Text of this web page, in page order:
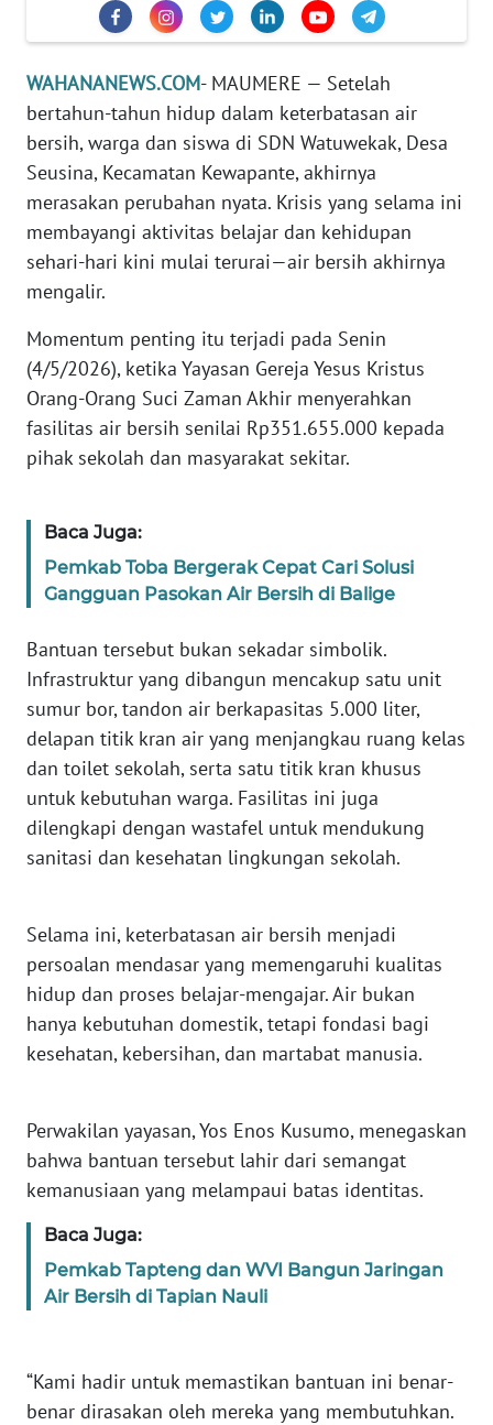
WAHANANEWS.COM- MAUMERE — Setelah
bertahun-tahun hidup dalam keterbatasan air
bersih, warga dan siswa di SDN Watuwekak, Desa
Seusina, Kecamatan Kewapante, akhirnya
merasakan perubahan nyata. Krisis yang selama ini
membayangi aktivitas belajar dan kehidupan
sehari-hari kini mulai terurai—air bersih akhirnya
mengalir.
Momentum penting itu terjadi pada Senin
(4/5/2026), ketika Yayasan Gereja Yesus Kristus
Orang-Orang Suci Zaman Akhir menyerahkan
fasilitas air bersih senilai Rp351.655.000 kepada
pihak sekolah dan masyarakat sekitar.
Baca Juga:
Pemkab Toba Bergerak Cepat Cari Solusi
Gangguan Pasokan Air Bersih di Balige
Bantuan tersebut bukan sekadar simbolik.
Infrastruktur yang dibangun mencakup satu unit
sumur bor, tandon air berkapasitas 5.000 liter,
delapan titik kran air yang menjangkau ruang kelas
dan toilet sekolah, serta satu titik kran khusus
untuk kebutuhan warga. Fasilitas ini juga
dilengkapi dengan wastafel untuk mendukung
sanitasi dan kesehatan lingkungan sekolah.
Selama ini, keterbatasan air bersih menjadi
persoalan mendasar yang memengaruhi kualitas
hidup dan proses belajar-mengajar. Air bukan
hanya kebutuhan domestik, tetapi fondasi bagi
kesehatan, kebersihan, dan martabat manusia.
Perwakilan yayasan, Yos Enos Kusumo, menegaskan
bahwa bantuan tersebut lahir dari semangat
kemanusiaan yang melampaui batas identitas.
Baca Juga:
Pemkab Tapteng dan WVI Bangun Jaringan
Air Bersih di Tapian Nauli
“Kami hadir untuk memastikan bantuan ini benar-
benar dirasakan oleh mereka yang membutuhkan.
SIBER
REDAKSI
KARIR
DISCLAIMER
Wahana
News
WN
SUMUT
WN
WN
JABAR
BANTEN
WN
NTT
WN
WN
PAPUA
BARAT
WN
WN
SERAMBI
JAMBI
WN
WN
NTB